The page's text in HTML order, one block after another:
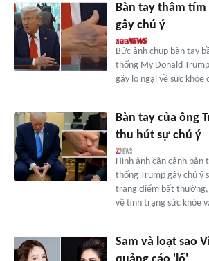
Bàn tay thâm tím
gây chú ý
Bức ảnh chụp bàn tay
thống Mỹ Donald
gây lo ngại về sức khỏe
Bàn tay của ông
thu hút sự chú ý
Hình ảnh cận cảnh bàn
thống Trump gây chú ý
trang điểm bất thường,
về tình trạng sức khỏe
Sam và loạt sao